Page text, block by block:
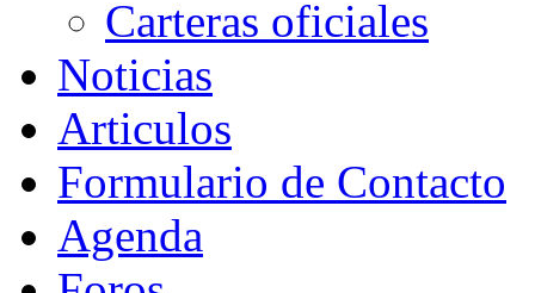
Carteras oficiales
Noticias
Articulos
Formulario de Contacto
Agenda